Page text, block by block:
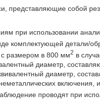
представляющие собой
при использовании
комплектующей детали/
с размером в 800 мм2 в
диаметр,
диаметр,
проводят при